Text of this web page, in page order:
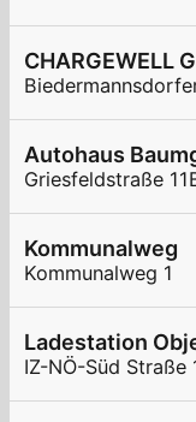
CHARGEWELL
Autohaus
Griesfeldstraße
Kommunalweg
Kommunalweg 1
Ladestation
IZ-NÖ-Süd Straße